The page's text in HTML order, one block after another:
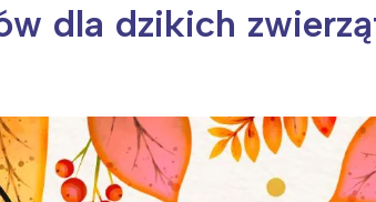
Pszczoła i kwitnący ul
dla dzikich